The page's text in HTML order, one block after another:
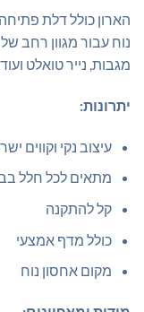
הארון כולל דלת
נוח עבור מגוון רחב
מגבות, נייר טואלט
יתרונות:
עיצוב נקי וקווים
מתאים לכל חלל
קל להתקנה
כולל מדף אמצעי
מקום אחסון נוח